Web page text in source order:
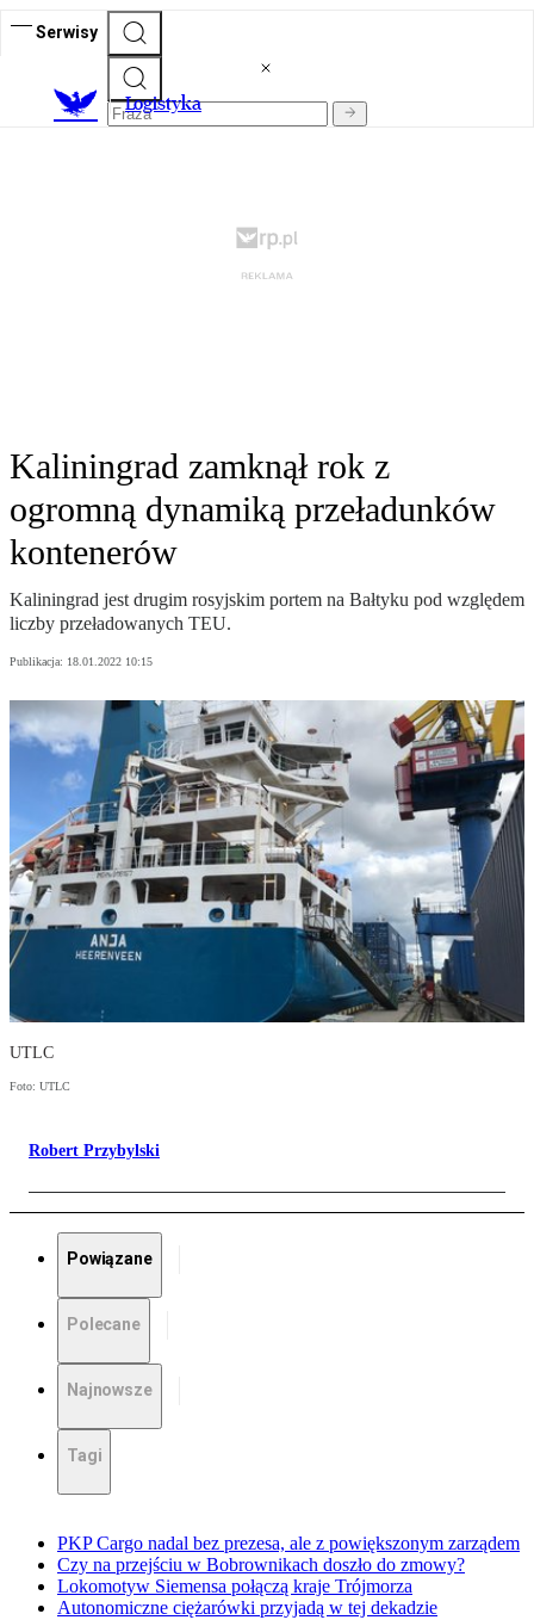
Serwisy
Logistyka
Kaliningrad zamknął rok z
ogromną dynamiką przeładunków
kontenerów
Kaliningrad jest drugim rosyjskim portem na Bałtyku pod względem
liczby przeładowanych TEU.
Publikacja: 18.01.2022 10:15
UTLC
Foto: UTLC
Robert Przybylski
Powiązane
Polecane
Najnowsze
Tagi
PKP Cargo nadal bez prezesa, ale z powiększonym zarządem
Czy na przejściu w Bobrownikach doszło do zmowy?
Lokomotyw Siemensa połączą kraje Trójmorza
Autonomiczne ciężarówki przyjadą w tej dekadzie